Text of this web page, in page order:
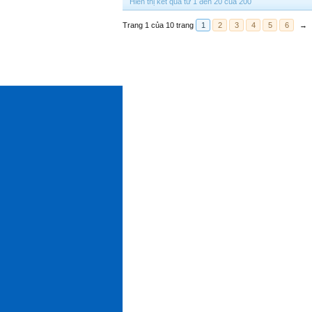
Trang 1 của 10 trang 1 2 3 4 5 6 →